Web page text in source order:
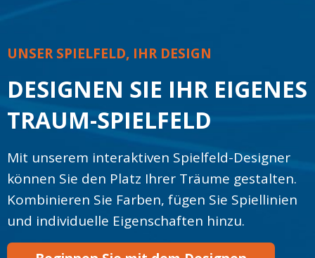
UNSER SPIELFELD, IHR DESIGN
DESIGNEN SIE IHR EIGENES
TRAUM-SPIELFELD
Mit unserem interaktiven Spielfeld-Designer
können Sie den Platz Ihrer Träume gestalten.
Kombinieren Sie Farben, fügen Sie Spiellinien
und individuelle Eigenschaften hinzu.